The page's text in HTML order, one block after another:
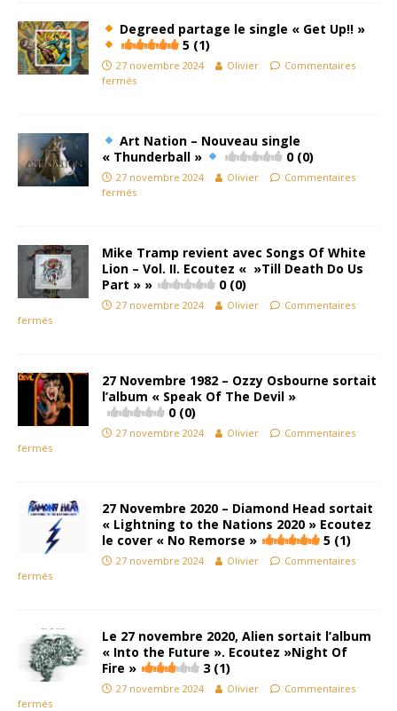
Degreed partage le single « Get Up!! »
5 (1)
27 novembre 2024 Olivier
Commentaires
fermés
Art Nation – Nouveau single
« Thunderball »
0 (0)
27 novembre 2024 Olivier
Commentaires
fermés
Mike Tramp revient avec Songs Of White
Lion – Vol. II. Ecoutez « »Till Death Do Us
Part » »
0 (0)
27 novembre 2024 Olivier
Commentaires
fermés
27 Novembre 1982 – Ozzy Osbourne sortait
l’album « Speak Of The Devil »
0 (0)
27 novembre 2024 Olivier
Commentaires
fermés
27 Novembre 2020 – Diamond Head sortait
« Lightning to the Nations 2020 » Ecoutez
le cover « No Remorse »
5 (1)
27 novembre 2024 Olivier
Commentaires
fermés
Le 27 novembre 2020, Alien sortait l’album
« Into the Future ». Ecoutez »Night Of
Fire »
3 (1)
27 novembre 2024 Olivier
Commentaires
fermés